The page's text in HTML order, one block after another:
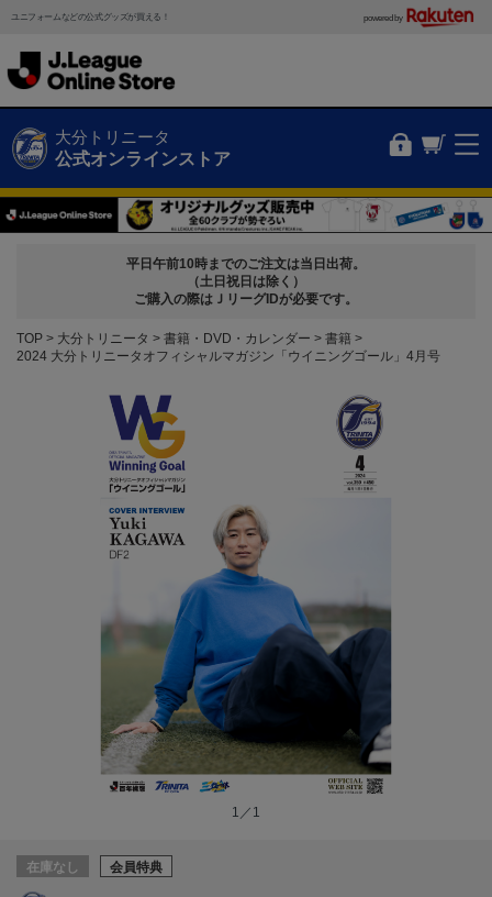
ユニフォームなどの公式グッズが買える！ powered by
大分トリニータ
公式オンラインストア
平日午前10時までのご注文は当日出荷。
（土日祝日は除く）
ご購入の際はＪリーグIDが必要です。
TOP 大分トリニータ 書籍・DVD・カレンダー
書籍
2024 大分トリニータオフィシャルマガジン「ウイニングゴール」4月号
1／1
在庫なし 会員特典